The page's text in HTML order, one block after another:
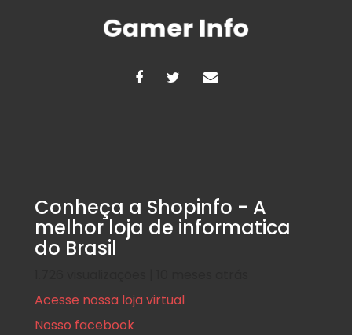
Conheça a Shopinfo - A
melhor loja de informatica
do Brasil
Acesse nossa loja virtual
Nosso facebook